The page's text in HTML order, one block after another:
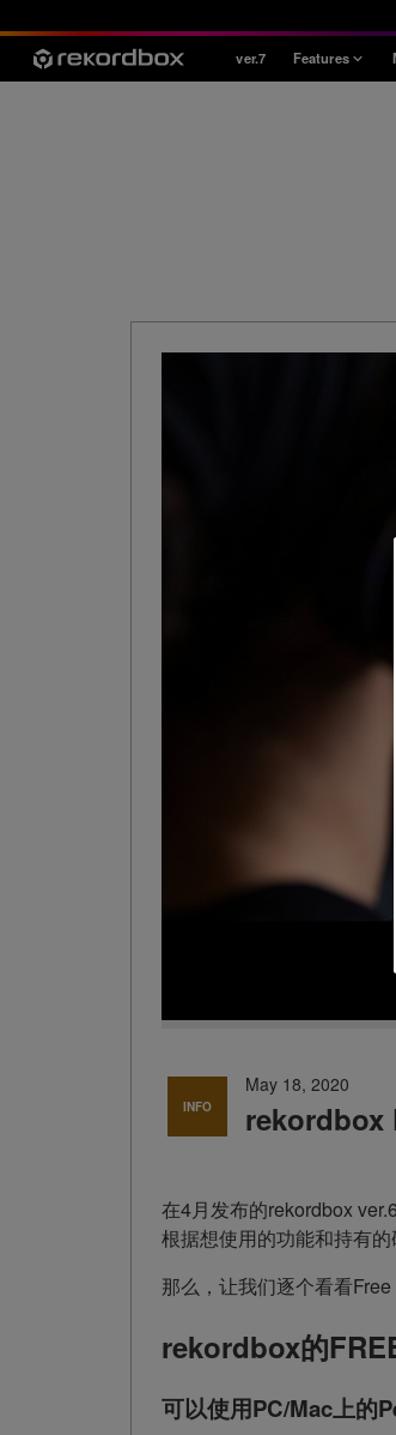
ver.7 Features
INFO
May 18, 2020
rekordbox
在4月发布的rekordbox
根据想使用的功能和持有
那么，让我们逐个看看
rekordbox的
可以使用PC/Mac上的